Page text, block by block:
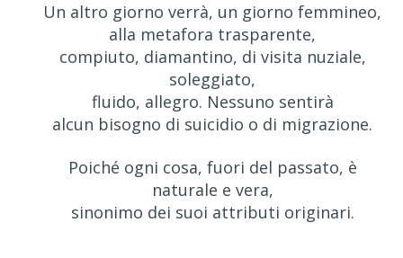
Un altro giorno verrà, un giorno femmineo,
alla metafora trasparente,
compiuto, diamantino, di visita nuziale,
soleggiato,
fluido, allegro. Nessuno sentirà
alcun bisogno di suicidio o di migrazione.
Poiché ogni cosa, fuori del passato, è
naturale e vera,
sinonimo dei suoi attributi originari.